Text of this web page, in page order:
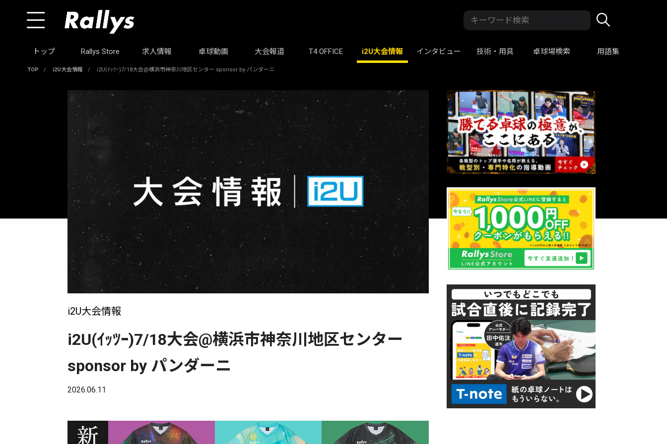
トップ Rallys Store 求人情報 卓球動画 大会報道 T4 OFFICE i2U大会情報 インタビュー 技術・用具 卓球場検索 用語集
TOP / i2U大会情報 / i2U(ｲｯﾂｰ)7/18大会@横浜市神奈川地区センター sponsor by パンダーニ
i2U大会情報
i2U(ｲｯﾂｰ)7/18大会@横浜市神奈川地区センター
sponsor by パンダーニ
2026.06.11